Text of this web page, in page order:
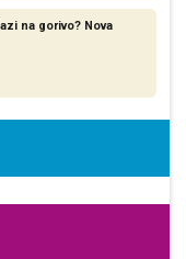
na gorivo? Nova